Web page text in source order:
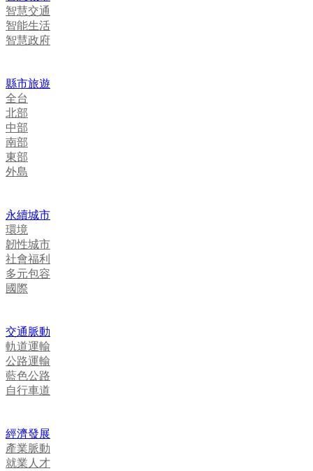
智慧交通
智能生活
智慧政府
縣市旅遊
全台
北部
中部
南部
東部
外島
永續城市
環境
韌性城市
社會福利
多元包容
國際
交通脈動
軌道運輸
公路運輸
藍色公路
自行車道
經濟發展
產業脈動
就業人才